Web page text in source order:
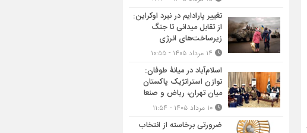
تغییر پارادایم در نبرد اوکراین:
از تقابل میدانی تا جنگ
زیرساخت‌های انرژی
اسلام‌آباد در میانۀ طوفان:
توازن استراتژیک پاکستان
میان تهران، ریاض و صنعا
ضرورتی برخاسته از انتخاب